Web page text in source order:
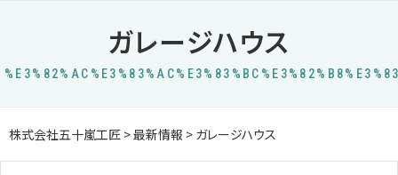
ガレージハウス
株式会社五十嵐工匠 >最新情報 > ガレージハウス